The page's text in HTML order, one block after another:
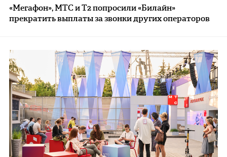
«Мегафон», МТС и Т2 попросили «Билайн»
прекратить выплаты за звонки других операторов